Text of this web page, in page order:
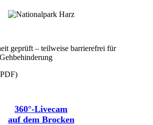
360°-Livecam
auf dem Brocken